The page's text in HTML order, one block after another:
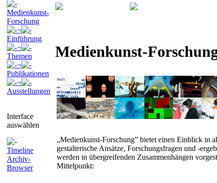
Medienkunst-
Forschung
¬
Einführung
¬
Themen
¬
Publikationen
¬
Ausstellungen
Interface
auswählen
Timeline
Archiv-
Browser
Medienkunst-
„Medienkunst-Forschung” bietet einen Einblick in
gestalterische Ansätze, Forschungsfragen und -
werden in übergreifenden Zusammenhängen
Mittelpunkt: